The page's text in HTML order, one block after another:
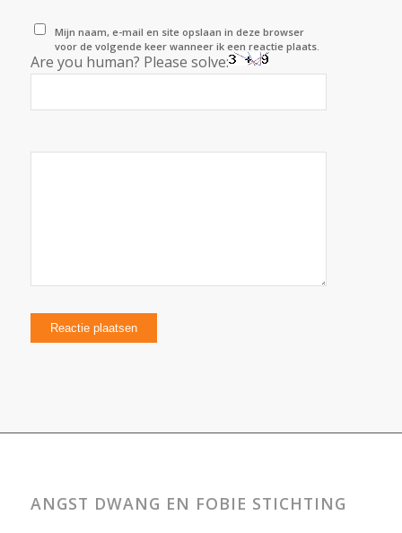
Mijn naam, e-mail en site opslaan in deze browser
voor de volgende keer wanneer ik een reactie plaats.
Are you human? Please solve:
ANGST DWANG EN FOBIE STICHTING